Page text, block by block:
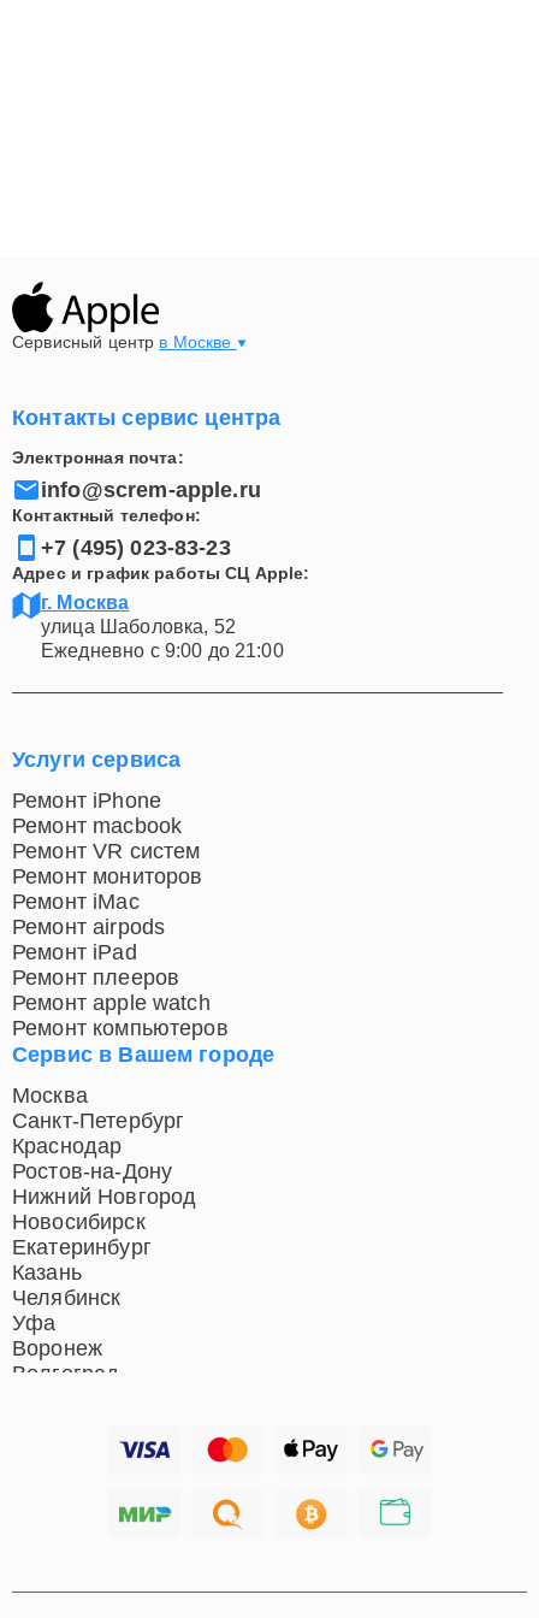
долговечность работы вашего iMac после
обслуживания в нашем сервисном центре.
Сервисный центр в Москве
Контакты сервис центра
Электронная почта:
info@screm-apple.ru
Контактный телефон:
+7 (495) 023-83-23
Адрес и график работы СЦ Apple:
г. Москва
улица Шаболовка, 52
Ежедневно с 9:00 до 21:00
Сервис в Вашем городе
Москва
Санкт-Петербург
Краснодар
Ростов-на-Дону
Нижний Новгород
Новосибирск
Екатеринбург
Казань
Челябинск
Уфа
Воронеж
Волгоград
Хабаровск
Услуги сервиса
Ремонт iPhone
Ремонт macbook
Ремонт VR систем
Ремонт мониторов
Ремонт iMac
Ремонт airpods
Ремонт iPad
Ремонт плееров
Ремонт apple watch
Ремонт компьютеров